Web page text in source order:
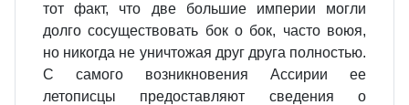
тот факт, что две большие империи могли
долго сосуществовать бок о бок, часто воюя,
но никогда не уничтожая друг друга полностью.
С самого возникновения Ассирии ее
летописцы предоставляют сведения о